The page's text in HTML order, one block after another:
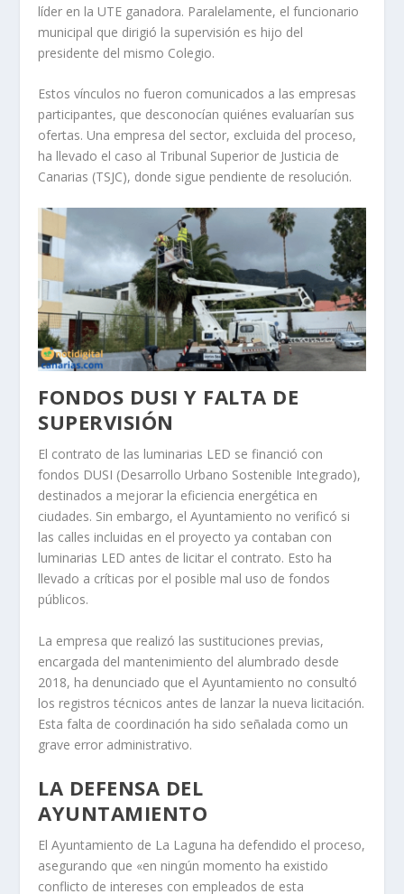
líder en la UTE ganadora. Paralelamente, el funcionario
municipal que dirigió la supervisión es hijo del
presidente del mismo Colegio.
Estos vínculos no fueron comunicados a las empresas
participantes, que desconocían quiénes evaluarían sus
ofertas. Una empresa del sector, excluida del proceso,
ha llevado el caso al Tribunal Superior de Justicia de
Canarias (TSJC), donde sigue pendiente de resolución.
FONDOS DUSI Y FALTA DE
SUPERVISIÓN
El contrato de las luminarias LED se financió con
fondos DUSI (Desarrollo Urbano Sostenible Integrado),
destinados a mejorar la eficiencia energética en
ciudades. Sin embargo, el Ayuntamiento no verificó si
las calles incluidas en el proyecto ya contaban con
luminarias LED antes de licitar el contrato. Esto ha
llevado a críticas por el posible mal uso de fondos
públicos.
La empresa que realizó las sustituciones previas,
encargada del mantenimiento del alumbrado desde
2018, ha denunciado que el Ayuntamiento no consultó
los registros técnicos antes de lanzar la nueva licitación.
Esta falta de coordinación ha sido señalada como un
grave error administrativo.
LA DEFENSA DEL
AYUNTAMIENTO
El Ayuntamiento de La Laguna ha defendido el proceso,
asegurando que «en ningún momento ha existido
conflicto de intereses con empleados de esta